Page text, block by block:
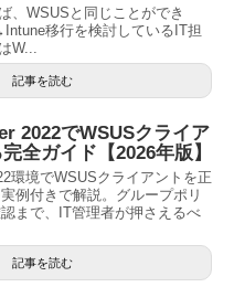
、WSUSと同じことができ
移行を検討しているIT担
W...
記事を読む
2022でWSUSクライア
全ガイド【2026年版】
環境でWSUSクライアントを正
例付きで解説。グループポリ
まで、IT管理者が押さえるべ
記事を読む